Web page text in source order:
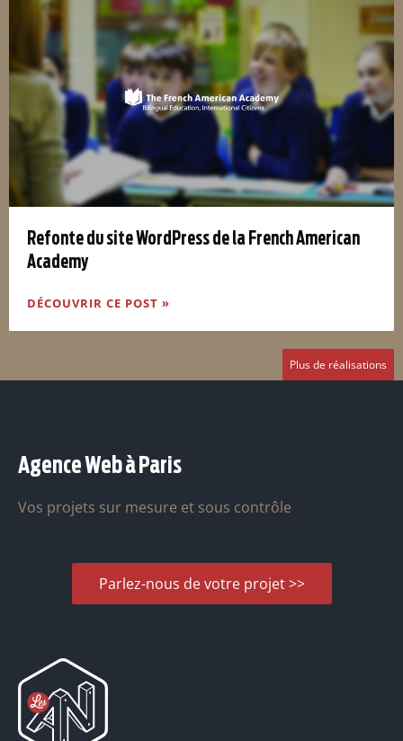
Refonte du site WordPress de la French American
Academy
DÉCOUVRIR CE POST »
Plus de réalisations
Agence Web à Paris
Vos projets sur mesure et sous contrôle
Parlez-nous de votre projet >>